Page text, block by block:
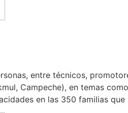
entre técnicos,
Campeche), en temas
en las 350 familias